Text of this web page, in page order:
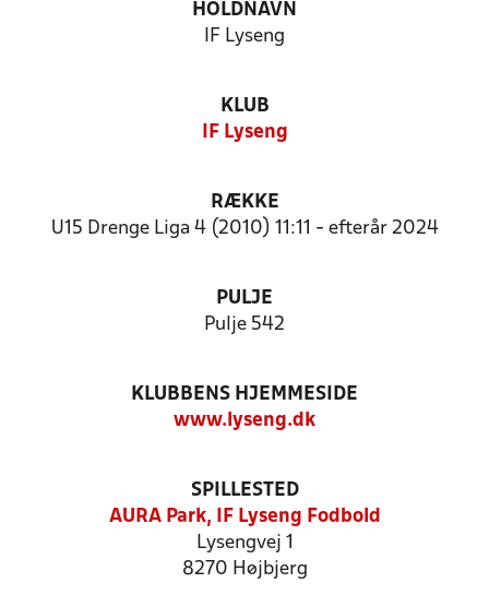
HOLDNAVN
IF Lyseng
KLUB
IF Lyseng
RÆKKE
U15 Drenge Liga 4 (2010) 11:11 - efterår 2024
PULJE
Pulje 542
KLUBBENS HJEMMESIDE
www.lyseng.dk
SPILLESTED
AURA Park, IF Lyseng Fodbold
Lysengvej 1
8270 Højbjerg